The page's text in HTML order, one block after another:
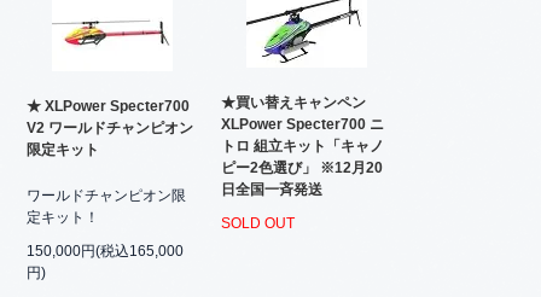
★ XLPower Specter700
V2 ワールドチャンピオン
限定キット
ワールドチャンピオン限
定キット！
150,000円(税込165,000
円)
★買い替えキャンペン
XLPower Specter700 ニ
トロ 組立キット「キャノ
ピー2色選び」 ※12月20
日全国一斉発送
SOLD OUT